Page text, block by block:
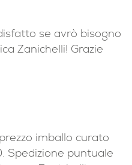
se avrò bisogno
Zanichelli! Grazie
imballo curato
Spedizione puntuale